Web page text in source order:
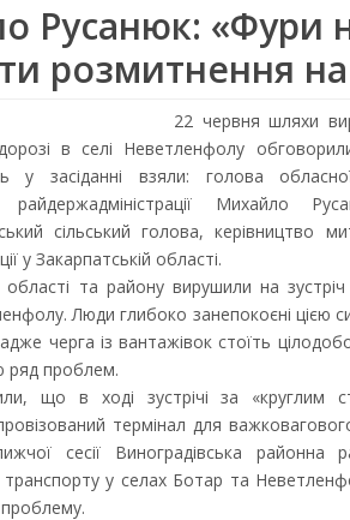
Русанюк: «Фури
розмитнення на
22 червня шляхи
в селі Неветленфолу
у засіданні взяли: голова
райдержадміністрації Михайло
сільський голова, керівництво
у Закарпатській області.
та району вирушили на зустріч
Люди глибоко занепокоєні цією
черга із вантажівок стоїть
ряд проблем.
що в ході зустрічі за «круглим
термінал для
сесії Виноградівська
у селах Ботар та